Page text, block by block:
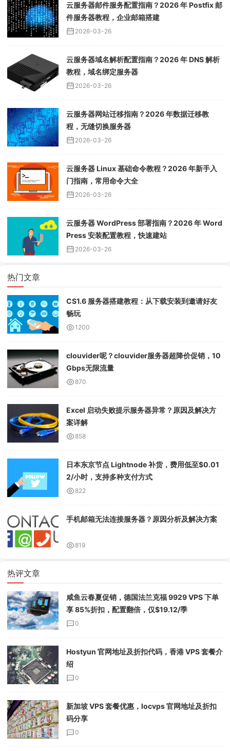
云服务器邮件服务配置指南？2026 年 Postfix 邮
件服务器教程，企业邮箱搭建
2026-03-26
云服务器域名解析配置指南？2026 年 DNS 解析
教程，域名绑定服务器
2026-03-26
云服务器网站迁移指南？2026 年数据迁移教
程，无缝切换服务器
2026-03-26
云服务器 Linux 基础命令教程？2026 年新手入
门指南，常用命令大全
2026-03-26
云服务器 WordPress 部署指南？2026 年 Word
Press 安装配置教程，快速建站
2026-03-26
热门文章
CS1.6 服务器搭建教程：从下载安装到邀请好友
畅玩
1200
clouvider呢？clouvider服务器超降价促销，10
Gbps无限流量
870
Excel 启动失败提示服务器异常？原因及解决方
案详解
858
日本东京节点 Lightnode 补货，费用低至$0.01
2/小时，支持多种支付方式
822
手机邮箱无法连接服务器？原因分析及解决方案
819
热评文章
咸鱼云春夏促销，德国法兰克福 9929 VPS 下单
享 85%折扣，配置翻倍，仅$19.12/季
0
Hostyun 官网地址及折扣代码，香港 VPS 套餐介
绍
0
新加坡 VPS 套餐优惠，locvps 官网地址及折扣
码分享
0